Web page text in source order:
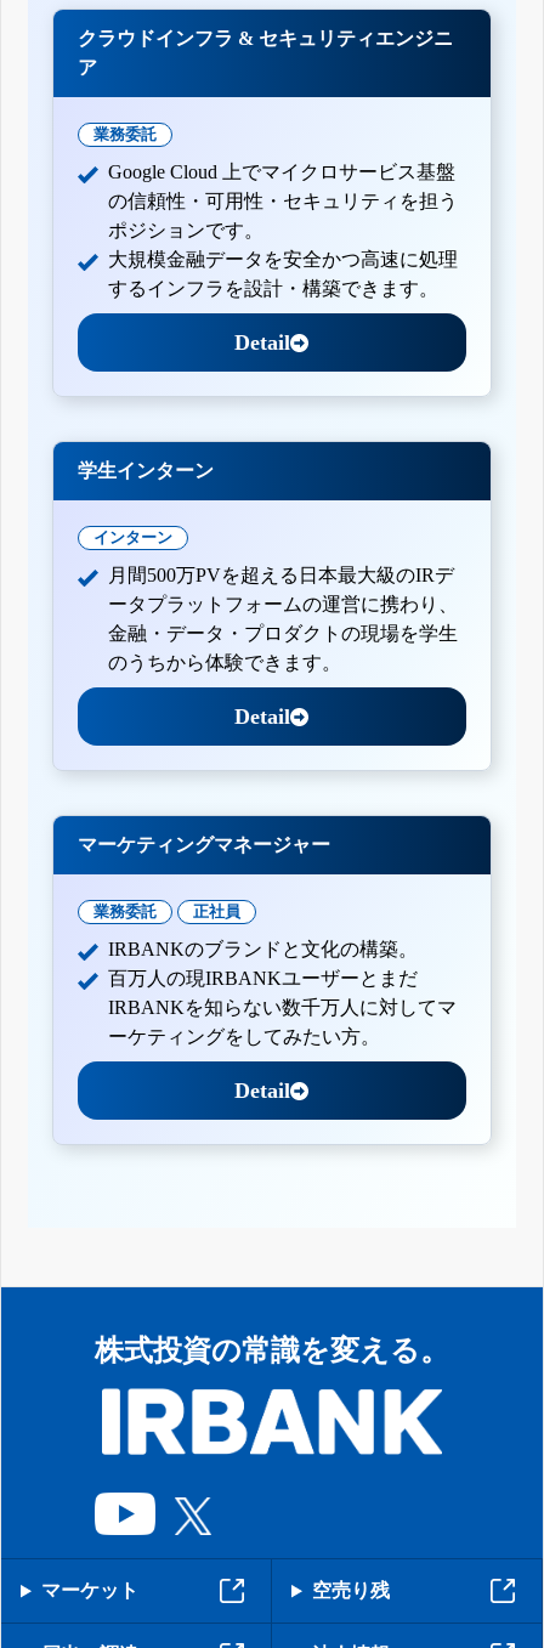
クラウドインフラ & セキュリティエンジニ
ア
業務委託
Google Cloud 上でマイクロサービス基盤
の信頼性・可用性・セキュリティを担う
ポジションです。
大規模金融データを安全かつ高速に処理
するインフラを設計・構築できます。
Detail
学生インターン
インターン
月間500万PVを超える日本最大級のIRデ
ータプラットフォームの運営に携わり、
金融・データ・プロダクトの現場を学生
のうちから体験できます。
Detail
マーケティングマネージャー
業務委託 正社員
IRBANKのブランドと文化の構築。
百万人の現IRBANKユーザーとまだ
IRBANKを知らない数千万人に対してマ
ーケティングをしてみたい方。
Detail
株式投資の常識を変える。
マーケット 空売り残